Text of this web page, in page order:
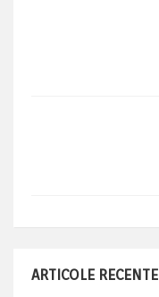
ARTICOLE RECENTE